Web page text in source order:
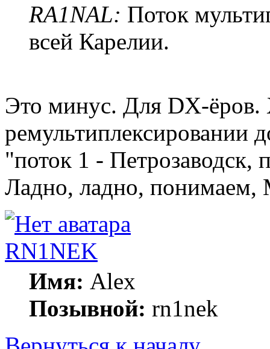
RA1NAL: Поток
всей Карелии.
Это минус. Для DX-ёров.
ремультиплексировании
"поток 1 - Петрозаводск,
Ладно, ладно, понимаем,
RN1NEK
Имя: Alex
Позывной: rn1nek